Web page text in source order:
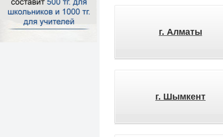
г. Алматы
г. Шымкент